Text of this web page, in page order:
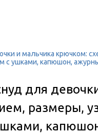
и мальчика крючком:
с ушками, капюшон,
для
размеры,